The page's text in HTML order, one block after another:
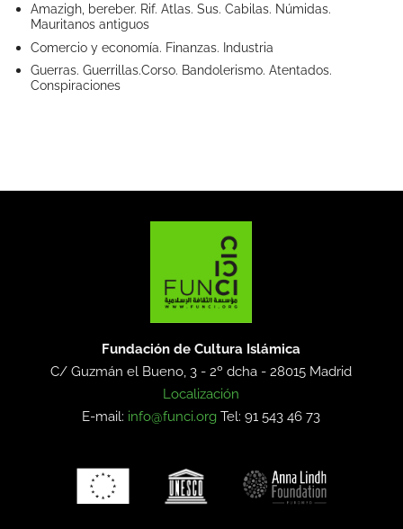
Amazigh, bereber. Rif. Atlas. Sus. Cabilas. Númidas.
Mauritanos antiguos
Comercio y economía. Finanzas. Industria
Guerras. Guerrillas.Corso. Bandolerismo. Atentados.
Conspiraciones
Fundación de Cultura Islámica
C/ Guzmán el Bueno, 3 - 2º dcha -28015 Madrid
Localización
E-mail: info@funci.org Tel: 91 543 46 73